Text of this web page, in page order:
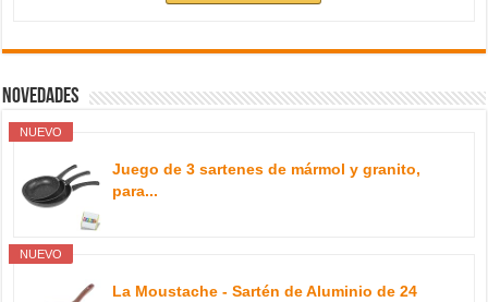
Novedades
NUEVO
Juego de 3 sartenes de mármol y granito,
para...
NUEVO
La Moustache - Sartén de Aluminio de 24